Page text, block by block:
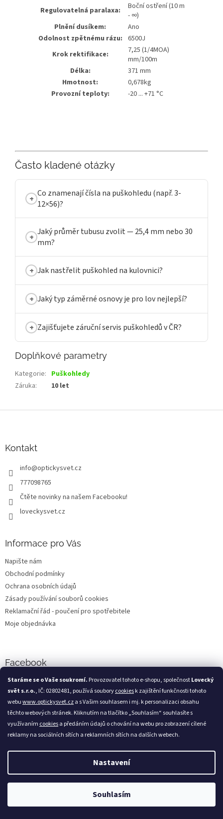
Staráme se o Vaše soukromí. Provozovatel tohoto e-shopu, společnostLovecký
svět s.r.o., IČ: 02802481, používá souborycookiesk zajištění funkčnosti tohoto
webuwww.optickysvet.cza s Vašim souhlasem i mj. k personalizaci obsahu
těchto webových stránek. Kliknutím na tlačítko „Souhlasím“ souhlasíte s
využívaním cookiesa předáním údajů o chování na webu pro zobrazení cílené
reklamy na sociálních sítích a reklamních sítích na dalších webech.
Nastavení
Souhlasím
Regulovatelná paralaxa:
Boční ostření (10 m
- ∞)
Plnění dusíkem:
Ano
Odolnost zpětnému rázu: 6500J
Krok rektifikace:
7,25 (1/4MOA)
mm/100m
Délka:
371 mm
Hmotnost:
0,678kg
Provozní teploty:
-20 ... +71 °C
Často kladené otázky
Co znamenají čísla na puškohledu (např. 3-
12×56)?
Jaký průměr tubusu zvolit — 25,4 mm nebo 30
mm?
Jak nastřelit puškohled na kulovnici?
Jaký typ záměrné osnovy je pro lov nejlepší?
Zajišťujete záruční servis puškohledů v ČR?
Doplňkové parametry
Kategorie: Puškohledy
Záruka: 10 let
Kontakt
info@optickysvet.cz
777098765
Čtěte novinky na našem Facebooku!
loveckysvet.cz
Informace pro Vás
Napište nám
Obchodní podmínky
Ochrana osobních údajů
Zásady používání souborů cookies
Reklamační řád - poučení pro spotřebitele
Moje objednávka
Facebook
Loveckýsvět.cz
Vytvořil Shoptet
Optický svět. Všechna práva vyhrazena.